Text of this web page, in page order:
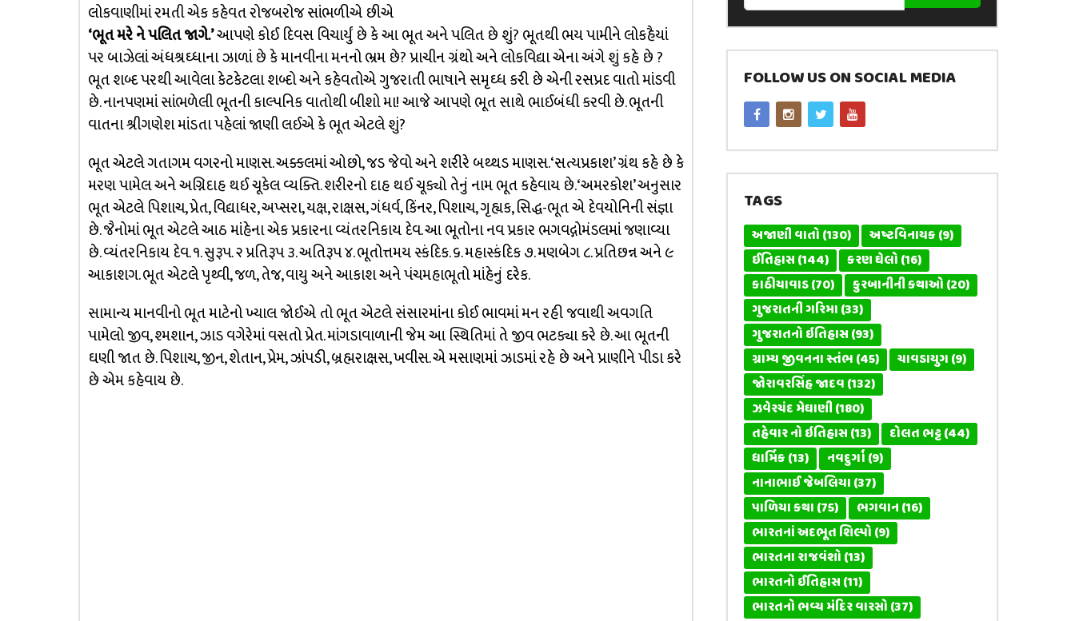
લોકવાણીમાં રમતી એક કહેવત રોજબરોજ સાંભળીએ છીએ
‘ભૂત મરે ને પલિત જાગે.’આપણે કોઈ દિવસ વિચાર્યું છે કે આ ભૂત અને પલિત છે શું? ભૂતથી ભય પામીને લોકહૈયાં
પર બાઝેલાં અંધશ્રઘ્ધાના ઝાળાં છે કે માનવીના મનનો ભ્રમ છે? પ્રાચીન ગ્રંથો અને લોકવિદ્યા એના અંગે શું કહે છે ?
ભૂત શબ્દ પરથી આવેલા કેટકેટલા શબ્દો અને કહેવતોએ ગુજરાતી ભાષાને સમૃઘ્ધ કરી છે એની રસપ્રદ વાતો માંડવી
છે. નાનપણમાં સાંભળેલી ભૂતની કાલ્પનિક વાતોથી બીશો મા! આજે આપણે ભૂત સાથે ભાઈબંધી કરવી છે. ભૂતની
વાતના શ્રીગણેશ માંડતા પહેલાં જાણી લઈએ કે ભૂત એટલે શું?
ભૂત એટલે ગતાગમ વગરનો માણસ. અક્કલમાં ઓછો, જડ જેવો અને શરીરે બથ્થડ માણસ. ‘સત્યપ્રકાશ’ ગ્રંથ કહે છે કે
મરણ પામેલ અને અગ્નિદાહ થઈ ચૂકેલ વ્યક્તિ. શરીરનો દાહ થઈ ચૂક્યો તેનું નામ ભૂત કહેવાય છે. ‘અમરકોશ’ અનુસાર
ભૂત એટલે પિશાચ, પ્રેત, વિદ્યાધર, અપ્સરા, યક્ષ, રાક્ષસ, ગંધર્વ, કિંનર, પિશાચ, ગૃહ્યક, સિદ્ધ-ભૂત એ દેવયોનિની સંજ્ઞા
છે. જૈનોમાં ભૂત એટલે આઠ માંહેના એક પ્રકારના વ્યંતરનિકાય દેવ. આ ભૂતોના નવ પ્રકાર ભગવદ્ગોમંડલમાં જણાવ્યા
છે. વ્યંતરનિકાય દેવ. ૧. સુરૂપ. ૨ પ્રતિરૂપ ૩. અતિરૂપ ૪. ભૂતોત્તમય સ્કંદિક. ૬. મહાસ્કંદિક ૭. મણબેગ ૮. પ્રતિછન્ન અને ૯
આકાશગ. ભૂત એટલે પૃથ્વી, જળ, તેજ, વાયુ અને આકાશ અને પંચમહાભૂતો માંહેનું દરેક.
સામાન્ય માનવીનો ભૂત માટેનો ખ્યાલ જોઈએ તો ભૂત એટલે સંસારમાંના કોઈ ભાવમાં મન રહી જવાથી અવગતિ
પામેલો જીવ, શ્મશાન, ઝાડ વગેરેમાં વસતો પ્રેત. માંગડાવાળાની જેમ આ સ્થિતિમાં તે જીવ ભટક્યા કરે છે. આ ભૂતની
ઘણી જાત છે. પિશાચ, જીન, શેતાન, પ્રેમ, ઝાંપડી, બ્રહ્મરાક્ષસ, ખવીસ. એ મસાણમાં ઝાડમાં રહે છે અને પ્રાણીને પીડા કરે
છે એમ કહેવાય છે.
FOLLOW US ON SOCIAL MEDIA
TAGS
અજાણી વાતો(130) અષ્ટવિનાયક(9)
ઈતિહાસ(144) કરણ ઘેલો(16)
કાઠીયાવાડ(70) કુરબાનીની કથાઓ(20)
ગુજરાતની ગરિમા(33)
ગુજરાતનો ઇતિહાસ(93)
ગ્રામ્ય જીવનના સ્તંભ(45) ચાવડાયુગ(9)
જોરાવરસિંહ જાદવ(132)
ઝવેરચંદ મેઘાણી(180)
તહેવાર નો ઇતિહાસ(13) દોલત ભટ્ટ(44)
ધાર્મિક(13) નવદુર્ગા(9)
નાનાભાઈ જેબલિયા(37)
પાળિયા કથા(75) ભગવાન(16)
ભારતનાં અદભૂત શિલ્પો(9)
ભારતના રાજવંશો(13)
ભારતનો ઈતિહાસ(11)
ભારતનો ભવ્ય મંદિર વારસો(37)